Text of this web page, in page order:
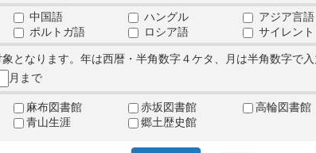
中国語 ハングル アジア言語
ポルトガ語 ロシア語 サイレント
となります。年は西暦・半角数字４ケタ、月は半角数字で入
月まで
麻布図書館 赤坂図書館 高輪図書館
青山生涯 郷土歴史館